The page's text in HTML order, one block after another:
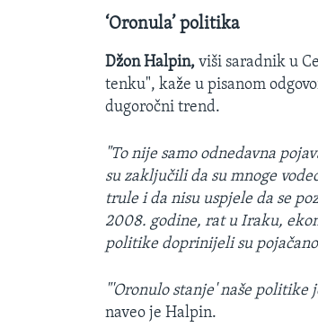
‘Oronula’ politika
Džon Halpin,viši saradnik u
tenku", kaže u pisanom
dugoročni trend.
"To nije samo odnedavna
su zaključili da su mnoge
trule i da nisu uspjele da se
2008. godine, rat u Iraku,
politike doprinijeli su
"'Oronulo stanje' naše politike
naveo je Halpin.